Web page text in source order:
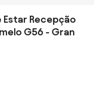
Recepção
G56 - Gran